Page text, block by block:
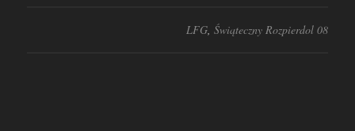
LFG, Świąteczny Rozpierdol 08